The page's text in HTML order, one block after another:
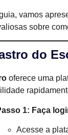
vamos
sobre
do
oferece uma
1: Faça
Acesse a